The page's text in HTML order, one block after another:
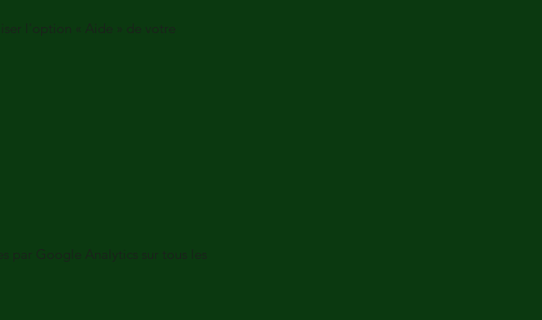
l'option « Aide » de votre
par Google Analytics sur tous les